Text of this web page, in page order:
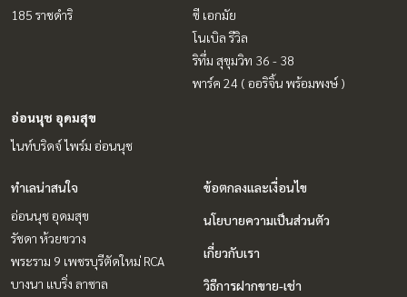
185 ราชดำริ
ซี เอกมัย
โนเบิล รีวิล
ริทึ่ม สุขุมวิท 36 - 38
พาร์ค 24 ( ออริจิ้น พร้อมพงษ์ )
อ่อนนุช อุดมสุข
ไนท์บริดจ์ ไพร์ม อ่อนนุช
ทำเลน่าสนใจ
อ่อนนุช อุดมสุข
รัชดา ห้วยขวาง
พระราม 9 เพชรบุรีตัดใหม่ RCA
บางนา แบริ่ง ลาซาล
ข้อตกลงและเงื่อนไข
นโยบายความเป็นส่วนตัว
เกี่ยวกับเรา
วิธีการฝากขาย-เช่า